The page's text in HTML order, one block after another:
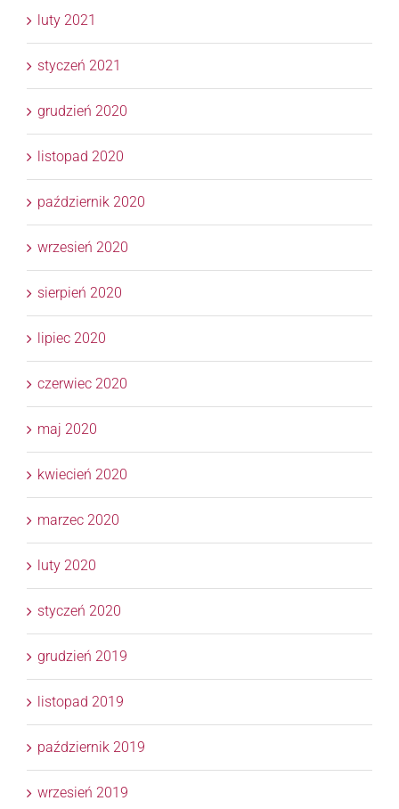
luty 2021
styczeń 2021
grudzień 2020
listopad 2020
październik 2020
wrzesień 2020
sierpień 2020
lipiec 2020
czerwiec 2020
maj 2020
kwiecień 2020
marzec 2020
luty 2020
styczeń 2020
grudzień 2019
listopad 2019
październik 2019
wrzesień 2019